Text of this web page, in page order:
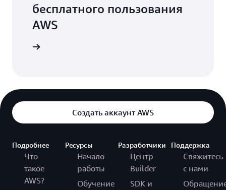
бесплатного пользования
AWS
Создать аккаунт AWS
Подробнее
Что
такое
AWS?
Ресурсы
Начало
работы
Обучение
Разработчики
Центр
Builder
SDK и
Поддержка
Свяжитесь
с нами